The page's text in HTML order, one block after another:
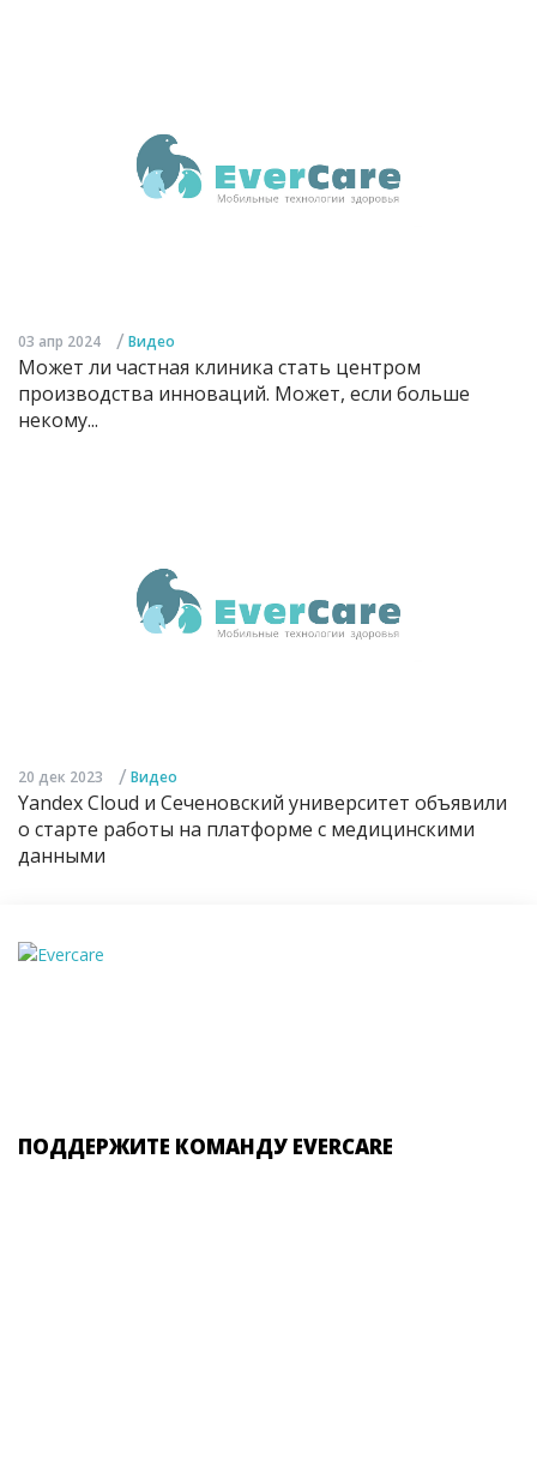
03 апр 2024 / Видео
Может ли частная клиника стать центром
производства инноваций. Может, если больше
некому...
20 дек 2023 / Видео
Yandex Cloud и Сеченовский университет объявили
о старте работы на платформе с медицинскими
данными
ПОДДЕРЖИТЕ КОМАНДУ EVERCARE